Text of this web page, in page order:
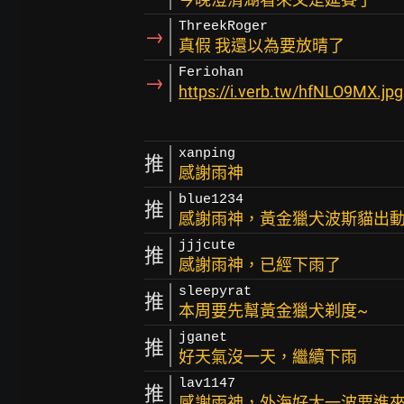
→ ThreekRoger
真假 我還以為要放晴了
→ Feriohan
https://i.verb.tw/hfNLO9MX.jpg
推 xanping
感謝雨神
推 blue1234
感謝雨神，黃金獵犬波斯貓出動
推 jjjcute
感謝雨神，已經下雨了
推 sleepyrat
本周要先幫黃金獵犬剃度~
推 jganet
好天氣沒一天，繼續下雨
推 lav1147